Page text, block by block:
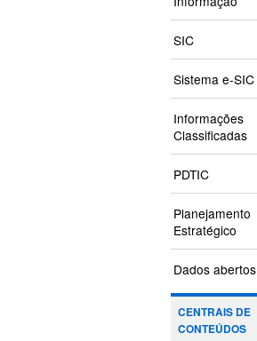
SIC
Sistema e-SIC
Informações
Classificadas
PDTIC
Planejamento
Estratégico
Dados abertos
CENTRAIS DE
CONTEÚDOS